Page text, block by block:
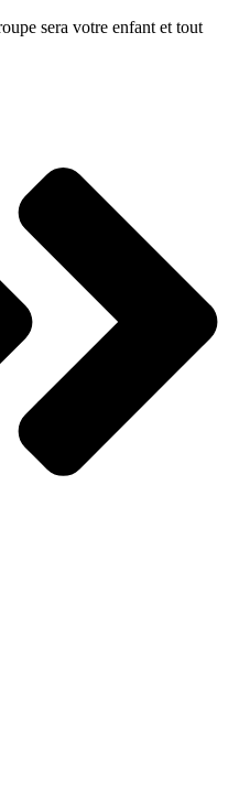
sera votre enfant et tout